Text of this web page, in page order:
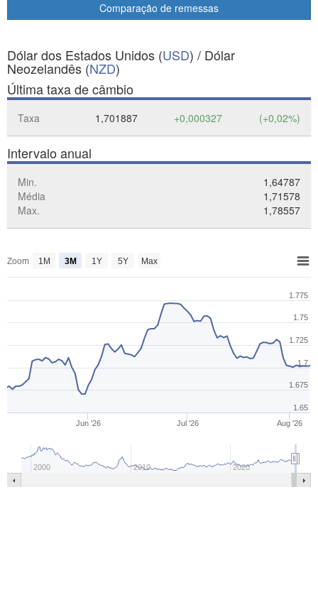
Comparação de remessas
Dólar dos Estados Unidos (USD) / Dólar
Neozelandês (NZD)
Última taxa de câmbio
Taxa 1,701887 +0,000327 (+0,02%)
Intervalo anual
Min.
1,64787
Média
1,71578
Max.
1,78557
Jun '26 Jul '26 Aug '26
Zoom 1M 3M 1Y 5Y Max
2000 2010 2020
1.65
1.675
1.7
1.725
1.75
1.775